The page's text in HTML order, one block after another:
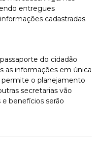
entregues
cadastradas.
do cidadão
as informações em única
o planejamento
secretarias vão
benefícios serão